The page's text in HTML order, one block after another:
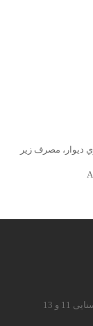
ديوار، مصرف زير
و 13